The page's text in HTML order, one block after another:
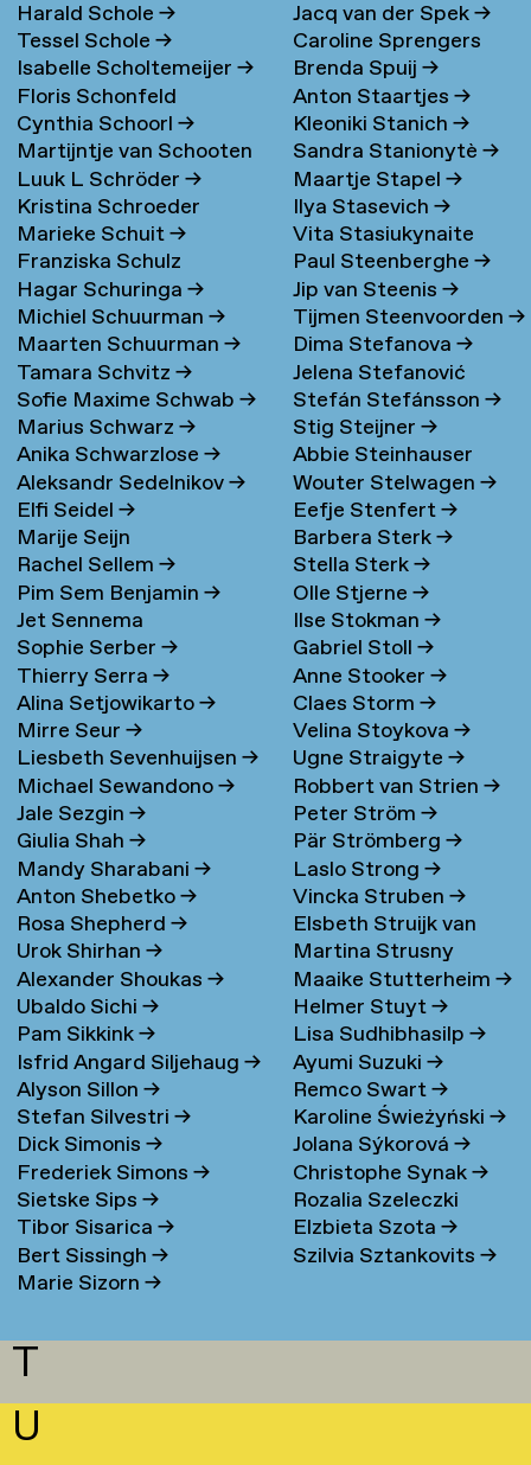
Harald Schole→
Tessel Schole→
Isabelle Scholtemeijer→
Floris Schonfeld
Cynthia Schoorl→
Martijntje van Schooten
→
Luuk L Schröder→
Kristina Schroeder
Marieke Schuit→
Franziska Schulz
Hagar Schuringa→
Michiel Schuurman→
Maarten Schuurman→
Tamara Schvitz→
Sofie Maxime Schwab→
Marius Schwarz→
Anika Schwarzlose→
Aleksandr Sedelnikov→
Elfi Seidel→
Marije Seijn
Rachel Sellem→
Pim Sem Benjamin→
Jet Sennema
Sophie Serber→
Thierry Serra→
Alina Setjowikarto→
Mirre Seur→
Liesbeth Sevenhuijsen→
Michael Sewandono→
Jale Sezgin→
Giulia Shah→
Mandy Sharabani→
Anton Shebetko→
Rosa Shepherd→
Urok Shirhan→
Alexander Shoukas→
Ubaldo Sichi→
Pam Sikkink→
Isfrid Angard Siljehaug→
Alyson Sillon→
Stefan Silvestri→
Dick Simonis→
Frederiek Simons→
Sietske Sips→
Tibor Sisarica→
Bert Sissingh→
Marie Sizorn→
Jacq van der Spek→
Caroline Sprengers
Brenda Spuij→
Anton Staartjes→
Kleoniki Stanich→
Sandra Stanionytè→
Maartje Stapel→
Ilya Stasevich→
Vita Stasiukynaite
Paul Steenberghe→
Jip van Steenis→
Tijmen Steenvoorden→
Dima Stefanova→
Jelena Stefanović
Stefán Stefánsson→
Stig Steijner→
Abbie Steinhauser
Wouter Stelwagen→
Eefje Stenfert→
Barbera Sterk→
Stella Sterk→
Olle Stjerne→
Ilse Stokman→
Gabriel Stoll→
Anne Stooker→
Claes Storm→
Velina Stoykova→
Ugne Straigyte→
Robbert van Strien→
Peter Ström→
Pär Strömberg→
Laslo Strong→
Vincka Struben→
Elsbeth Struijk van
Bergen→
Martina Strusny
Maaike Stutterheim→
Helmer Stuyt→
Lisa Sudhibhasilp→
Ayumi Suzuki→
Remco Swart→
Karoline Świeżyński→
Jolana Sýkorová→
Christophe Synak→
Rozalia Szeleczki
Elzbieta Szota→
Szilvia Sztankovits→
T
U